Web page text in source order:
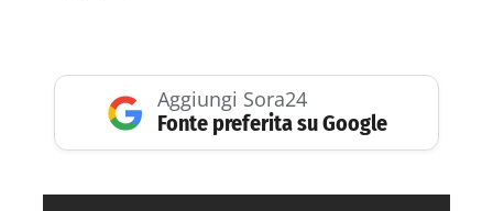
Aggiungi Sora24
Fonte preferita su Google